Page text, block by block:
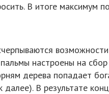
В итоге максимум
пальмы настроены на
дерева попадает
далее). В результате